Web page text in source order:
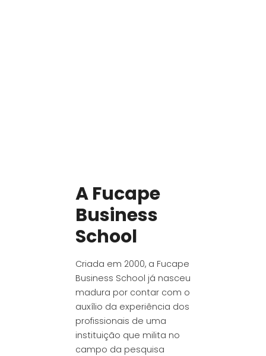
A Fucape
Business
School
Criada em 2000, a Fucape
Business School já nasceu
madura por contar com o
auxílio da experiência dos
profissionais de uma
instituição que milita no
campo da pesquisa